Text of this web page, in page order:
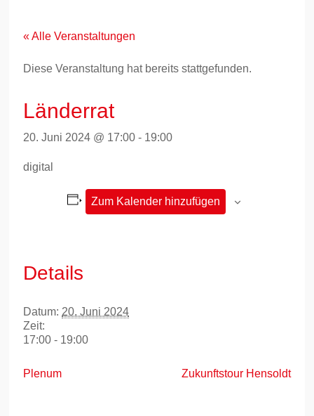
springen« Alle Veranstaltungen
Diese Veranstaltung hat bereits stattgefunden.
Länderrat
20. Juni 2024 @ 17:00 - 19:00
digital
Zum Kalender hinzufügen
Details
Datum: 20. Juni 2024
Zeit:
17:00 - 19:00
Plenum Zukunftstour Hensoldt